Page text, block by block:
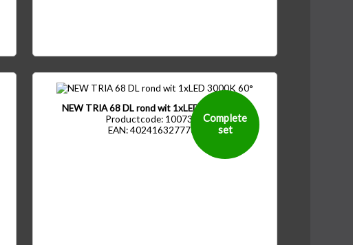
NEW TRIA 68 DL rond wit 1xLED 3000K 60°
Productcode: 1007391
EAN: 4024163277761
Complete
set